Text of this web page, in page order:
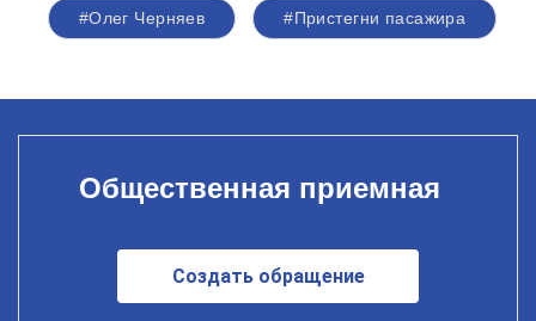
#Олег Черняев #Пристегни пасажира
Общественная приемная
Создать обращение